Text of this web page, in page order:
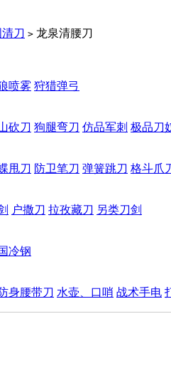
刀 > 龙泉清腰刀
喷雾 狩猎弹弓
砍刀 狗腿弯刀 仿品军刺 极品刀
甩刀 防卫笔刀 弹簧跳刀 格斗爪
户撒刀 拉孜藏刀 另类刀剑
冷钢
身腰带刀 水壶、口哨 战术手电